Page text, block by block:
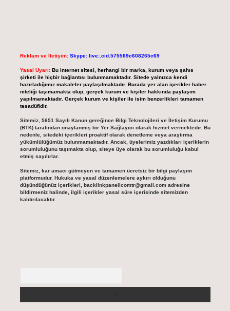
Reklam ve İletişim: Skype: live:.cid.575569c608265c69
Yasal Uyarı: Bu internet sitesi, herhangi bir marka, kurum veya şahıs
şirketi ile hiçbir bağlantısı bulunmamaktadır. Sitede yalnızca kendi
hazırladığımız makaleler paylaşılmaktadır. Burada yer alan içerikler haber
niteliği taşımamakta olup, gerçek kurum ve kişiler hakkında paylaşım
yapılmamaktadır. Gerçek kurum ve kişiler ile isim benzerlikleri tamamen
tesadüfidir.
Sitemiz, 5651 Sayılı Kanun gereğince Bilgi Teknolojileri ve İletişim Kurumu
(BTK) tarafından onaylanmış bir Yer Sağlayıcı olarak hizmet vermektedir. Bu
nedenle, sitedeki içerikleri proaktif olarak denetleme veya araştırma
yükümlülüğümüz bulunmamaktadır. Ancak, üyelerimiz yazdıkları içeriklerin
sorumluluğunu taşımakta olup, siteye üye olarak bu sorumluluğu kabul
etmiş sayılırlar.
Sitemiz, kar amacı gütmeyen ve tamamen ücretsiz bir bilgi paylaşım
platformudur. Hukuka ve yasal düzenlemelere aykırı olduğunu
düşündüğünüz içerikleri, backlinkpanelicomtr@gmail.comadresine
bildirmeniz halinde, ilgili içerikler yasal süre içerisinde sitemizden
kaldırılacaktır.